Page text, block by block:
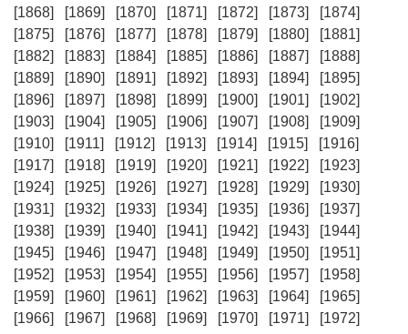
[1868]
[1869] [1870] [1871] [1872] [1873]
[1874]
[1875]
[1876] [1877] [1878] [1879] [1880]
[1881]
[1882]
[1883] [1884] [1885] [1886] [1887]
[1888]
[1889]
[1890] [1891] [1892] [1893] [1894]
[1895]
[1896]
[1897] [1898] [1899] [1900] [1901]
[1902]
[1903]
[1904] [1905] [1906] [1907] [1908]
[1909]
[1910]
[1911] [1912] [1913] [1914] [1915]
[1916]
[1917]
[1918] [1919] [1920] [1921] [1922]
[1923]
[1924]
[1925] [1926] [1927] [1928] [1929]
[1930]
[1931]
[1932] [1933] [1934] [1935] [1936]
[1937]
[1938]
[1939] [1940] [1941] [1942] [1943]
[1944]
[1945]
[1946] [1947] [1948] [1949] [1950]
[1951]
[1952]
[1953] [1954] [1955] [1956] [1957]
[1958]
[1959]
[1960] [1961] [1962] [1963] [1964]
[1965]
[1966]
[1967] [1968] [1969] [1970] [1971]
[1972]